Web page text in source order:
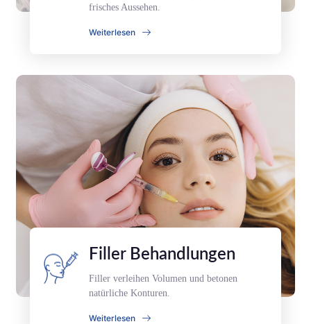
frisches Aussehen.
Weiterlesen
Filler Behandlungen
Filler verleihen Volumen und betonen
natürliche Konturen.
Weiterlesen